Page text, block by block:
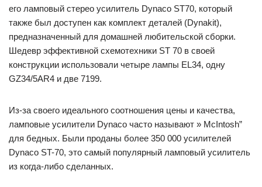
его ламповый стерео усилитель Dynaco ST70, который
также был доступен как комплект деталей (Dynakit),
предназначенный для домашней любительской сборки.
Шедевр эффективной схемотехники ST 70 в своей
конструкции использовали четыре лампы EL34, одну
GZ34/5AR4 и две 7199.
Из-за своего идеального соотношения цены и качества,
ламповые усилители Dynaco часто называют » McIntosh”
для бедных. Были проданы более 350 000 усилителей
Dynaco ST-70, это самый популярный ламповый усилитель
из когда-либо сделанных.